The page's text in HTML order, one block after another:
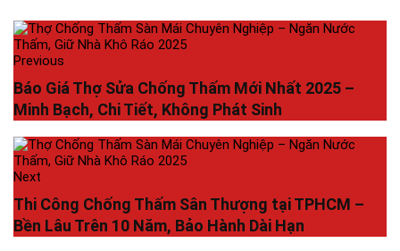
Previous
Báo Giá Thợ Sửa Chống Thấm Mới Nhất 2025 –
Minh Bạch, Chi Tiết, Không Phát Sinh
Next
Thi Công Chống Thấm Sân Thượng tại TPHCM –
Bền Lâu Trên 10 Năm, Bảo Hành Dài Hạn